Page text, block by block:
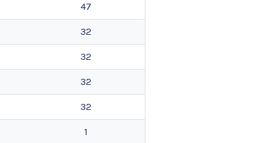
47
32
32
32
32
1